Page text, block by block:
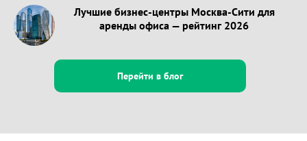
Лучшие бизнес-центры Москва-Сити для
аренды офиса — рейтинг 2026
Перейти в блог